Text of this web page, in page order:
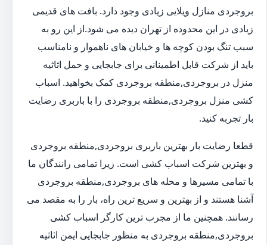
بروجردی منازل ویلایی زیادی وجود دارد. بافت های قدیمی
زیادی در این محدوده از تهران دیده می شود.از این رو به
سبب تنگ بودن کوچه ها و خیابان های ناهموار و نامناسب
باید از شرکت قابل اطمینانی برای جابجایی و حمل اثاثیه
منزل در بروجردی,منطقه بروجردی کمک بخواهید. اسباب
کشی منزل بروجردی,منطقه بروجردی را با باربری رضایت
بار تجربه کنید.
قطعا رضایت بار بهترین باربری بروجردی,منطقه بروجردی
و بهترین شرکت اسباب کشی است. زیرا تمامی رانندگان ما
با تمامی مسیرها و محله های بروجردی,منطقه بروجردی
آشنا هستند و از بهترین و سریع ترین راه، بار را به مقصد می
رسانند. همچنین ما از مجرب ترین کارگر اسباب کشی
بروجردی,منطقه بروجردی به منظور جابجایی ایمن اثاثیه